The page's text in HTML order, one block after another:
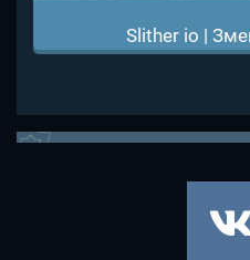
Slither io |